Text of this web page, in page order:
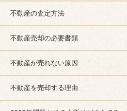
不動産の査定方法
不動産売却の必要書類
不動産が売れない原因
不動産を売却する理由